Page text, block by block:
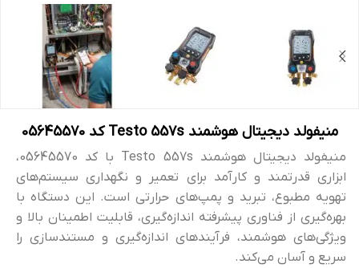
منیفولد دیجیتال هوشمند Testo 557s کد 05645570
منیفولد دیجیتال هوشمند Testo 557s با کد 05645570،
ابزاری قدرتمند و کارآمد برای تعمیر و نگهداری سیستم‌های
تهویه مطبوع، تبرید و پمپ‌های حرارتی است. این دستگاه با
بهره‌گیری از فناوری پیشرفته اندازه‌گیری، قابلیت اطمینان بالا و
ویژگی‌های هوشمند، فرآیندهای اندازه‌گیری و مستندسازی را
سریع و آسان می‌کند.